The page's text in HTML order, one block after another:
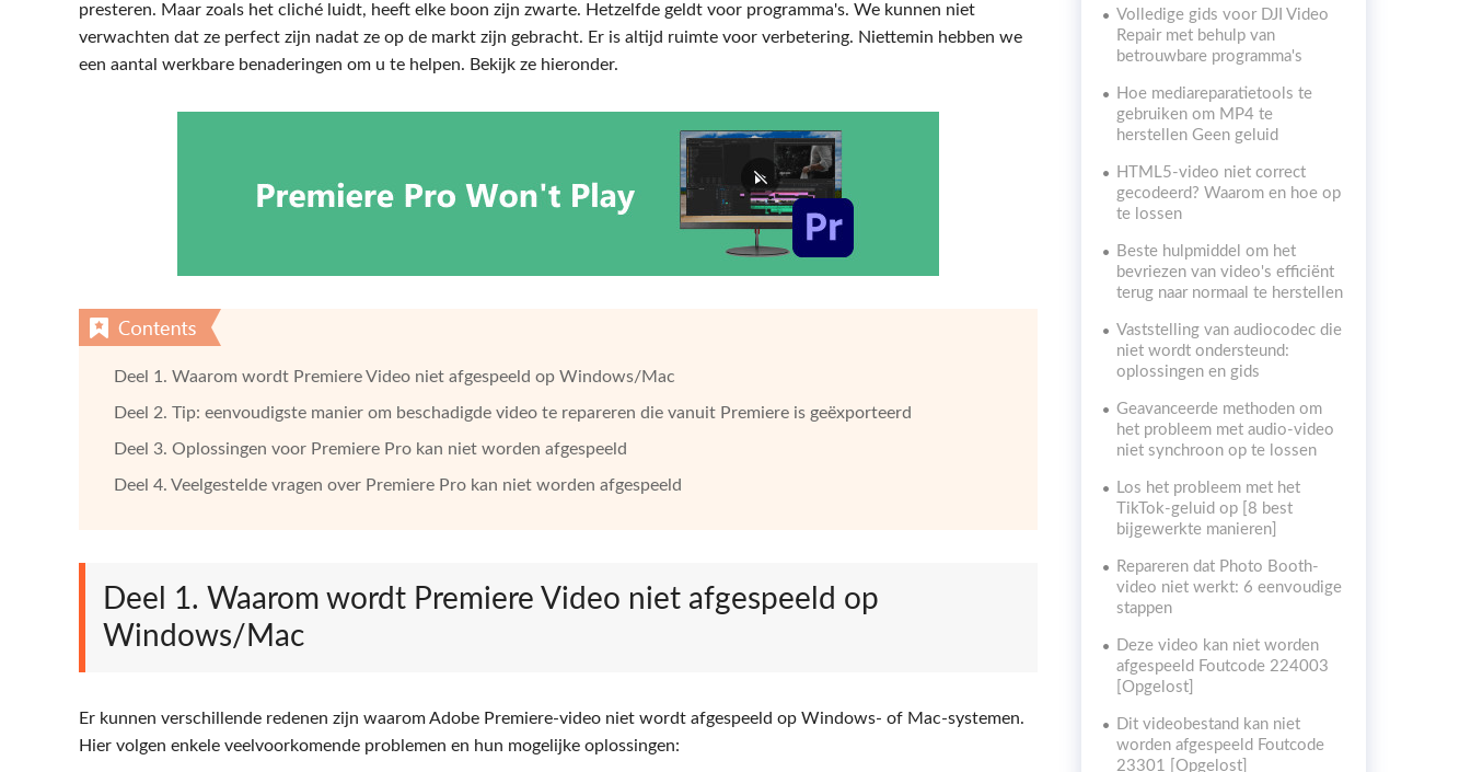
presteren. Maar zoals het cliché luidt, heeft elke boon zijn zwarte. Hetzelfde geldt voor programma's. We kunnen niet
verwachten dat ze perfect zijn nadat ze op de markt zijn gebracht. Er is altijd ruimte voor verbetering. Niettemin hebben we
een aantal werkbare benaderingen om u te helpen. Bekijk ze hieronder.
Deel 1. Waarom wordt Premiere Video niet afgespeeld op Windows/Mac
Deel 2. Tip: eenvoudigste manier om beschadigde video te repareren die vanuit Premiere is geëxporteerd
Deel 3. Oplossingen voor Premiere Pro kan niet worden afgespeeld
Deel 4. Veelgestelde vragen over Premiere Pro kan niet worden afgespeeld
Deel 1. Waarom wordt Premiere Video niet afgespeeld op
Windows/Mac
Er kunnen verschillende redenen zijn waarom Adobe Premiere-video niet wordt afgespeeld op Windows- of Mac-systemen.
Hier volgen enkele veelvoorkomende problemen en hun mogelijke oplossingen:
Volledige gids voor DJI Video
Repair met behulp van
betrouwbare programma's
Hoe mediareparatietools te
gebruiken om MP4 te
herstellen Geen geluid
HTML5-video niet correct
gecodeerd? Waarom en hoe op
te lossen
Beste hulpmiddel om het
bevriezen van video's efficiënt
terug naar normaal te herstellen
Vaststelling van audiocodec die
niet wordt ondersteund:
oplossingen en gids
Geavanceerde methoden om
het probleem met audio-video
niet synchroon op te lossen
Los het probleem met het
TikTok-geluid op [8 best
bijgewerkte manieren]
Repareren dat Photo Booth-
video niet werkt: 6 eenvoudige
stappen
Deze video kan niet worden
afgespeeld Foutcode 224003
[Opgelost]
Dit videobestand kan niet
worden afgespeeld Foutcode
23301 [Opgelost]